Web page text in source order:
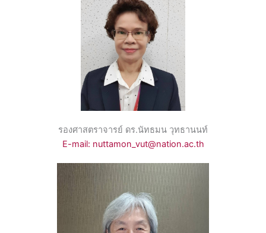
รองศาสตราจารย์ ดร.นัทธมน วุทธานนท์
E-mail: nuttamon_vut@nation.ac.th